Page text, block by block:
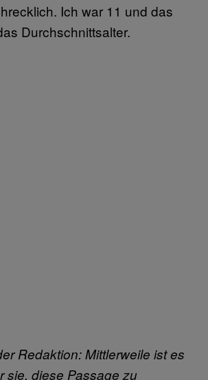
Ich war 11 und das
Durchschnittsalter.
Redaktion: Mittlerweile ist es
sie, diese Passage zu